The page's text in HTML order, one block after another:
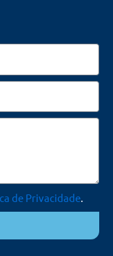
de Privacidade.